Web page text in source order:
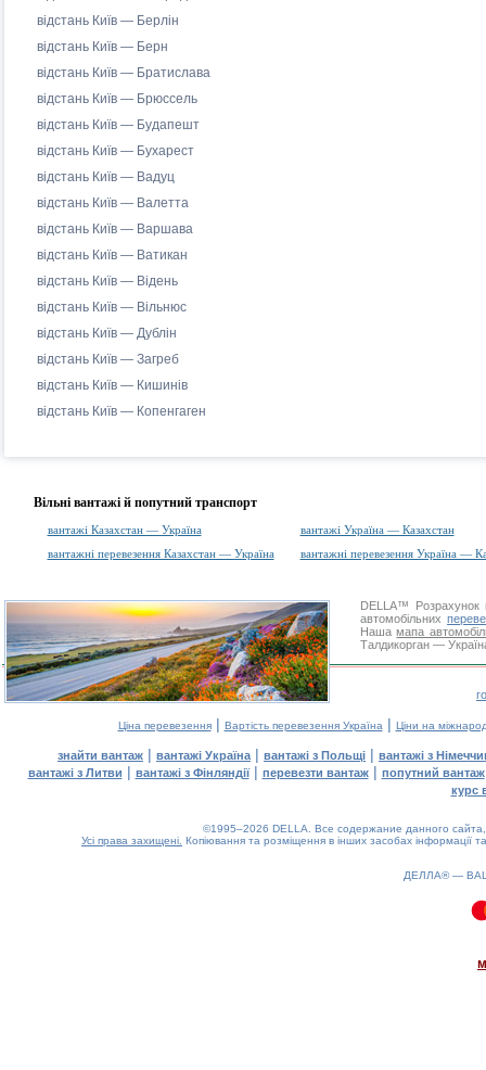
відстань Київ — Берлін
відстань Київ — Берн
відстань Київ — Братислава
відстань Київ — Брюссель
відстань Київ — Будапешт
відстань Київ — Бухарест
відстань Київ — Вадуц
відстань Київ — Валетта
відстань Київ — Варшава
відстань Київ — Ватикан
відстань Київ — Відень
відстань Київ — Вільнюс
відстань Київ — Дублін
відстань Київ — Загреб
відстань Київ — Кишинів
відстань Київ — Копенгаген
Вільні вантажі й попутний транспорт
вантажі Казахстан — Україна
вантажі Україна — Казахстан
вантажні перевезення Казахстан — Україна
вантажні перевезення Україна —
DELLA™
Розрахунок
автомобільних
Нашамапа
Талдикорган —
Ціна перевезення| Вартість перевезення Україна | Ціни на
знайти вантаж | вантажі Україна | вантажі з Польщі | вантажі з
вантажі з Литви | вантажі з Фінляндії| перевезти вантаж| попутний вантаж
курс
©1995–2026 DELLA. Все содержание данного
Усі права захищені. Копіювання та розміщення в інших засобах інформації
ДЕЛЛА® —